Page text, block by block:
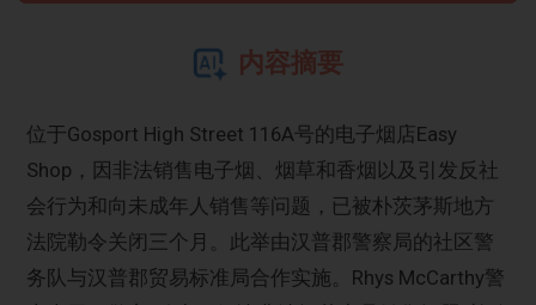
内容摘要
位于Gosport High Street 116A号的电子烟店Easy
Shop，因非法销售电子烟、烟草和香烟以及引发反社
会行为和向未成年人销售等问题，已被朴茨茅斯地方
法院勒令关闭三个月。此举由汉普郡警察局的社区警
务队与汉普郡贸易标准局合作实施。Rhys McCarthy警